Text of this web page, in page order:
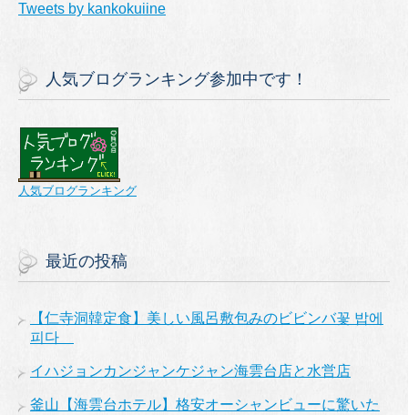
Tweets by kankokuiine
人気ブログランキング参加中です！
人気ブログランキング
最近の投稿
【仁寺洞韓定食】美しい風呂敷包みのビビンバ꽃 밥에
피다
イハジョンカンジャンケジャン海雲台店と水営店
釜山【海雲台ホテル】格安オーシャンビューに驚いた